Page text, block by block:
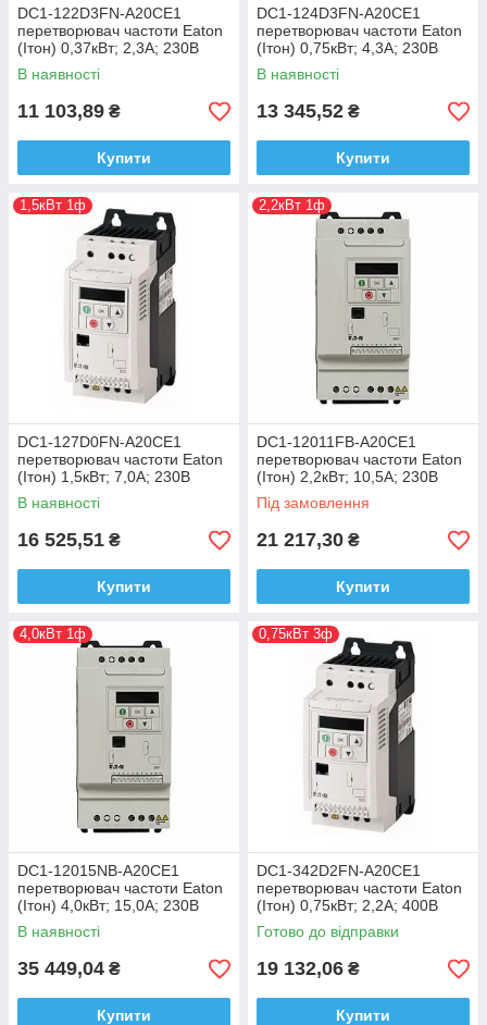
DC1-122D3FN-A20CE1
перетворювач частоти Eaton
(Ітон) 0,37кВт; 2,3А; 230В
В наявності
11 103,89 ₴
Купити
DC1-124D3FN-A20CE1
перетворювач частоти Eaton
(Ітон) 0,75кВт; 4,3А; 230В
В наявності
13 345,52 ₴
Купити
1,5кВт 1ф
DC1-127D0FN-A20CE1
перетворювач частоти Eaton
(Ітон) 1,5кВт; 7,0А; 230В
В наявності
16 525,51 ₴
Купити
2,2кВт 1ф
DC1-12011FB-A20CE1
перетворювач частоти Eaton
(Ітон) 2,2кВт; 10,5А; 230В
Під замовлення
21 217,30 ₴
Купити
4,0кВт 1ф
DC1-12015NB-A20CE1
перетворювач частоти Eaton
(Ітон) 4,0кВт; 15,0А; 230В
В наявності
35 449,04 ₴
Купити
0,75кВт 3ф
DC1-342D2FN-A20CE1
перетворювач частоти Eaton
(Ітон) 0,75кВт; 2,2А; 400В
Готово до відправки
19 132,06 ₴
Купити